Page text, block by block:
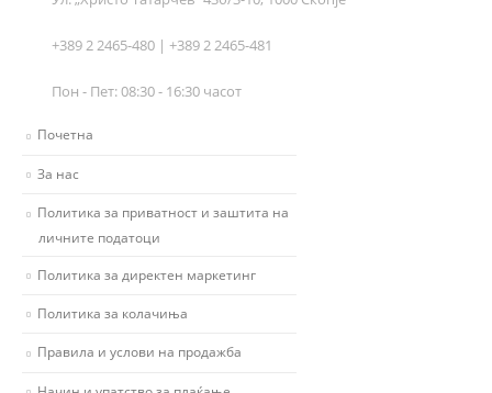
+389 2 2465-480 | +389 2 2465-481
Пон - Пет: 08:30 - 16:30 часот
Почетна
За нас
Политика за приватност и заштита на
личните податоци
Политика за директен маркетинг
Политика за колачиња
Правила и услови на продажба